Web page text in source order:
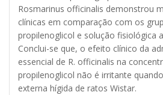
Rosmarinus officinalis demonstrou
clínicas em comparação com os
propilenoglicol e solução fisiológica
Conclui-se que, o efeito clínico da
essencial de R. officinalis na
propilenoglicol não é irritante
externa hígida de ratos Wistar.